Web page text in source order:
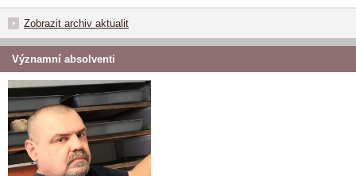
Zobrazit archiv aktualit
Významní absolventi